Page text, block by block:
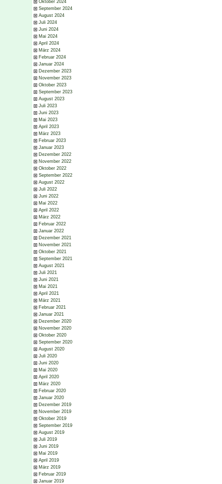
Oktober 2024
September 2024
August 2024
Juli 2024
Juni 2024
Mai 2024
April 2024
März 2024
Februar 2024
Januar 2024
Dezember 2023
November 2023
Oktober 2023
September 2023
August 2023
Juli 2023
Juni 2023
Mai 2023
April 2023
März 2023
Februar 2023
Januar 2023
Dezember 2022
November 2022
Oktober 2022
September 2022
August 2022
Juli 2022
Juni 2022
Mai 2022
April 2022
März 2022
Februar 2022
Januar 2022
Dezember 2021
November 2021
Oktober 2021
September 2021
August 2021
Juli 2021
Juni 2021
Mai 2021
April 2021
März 2021
Februar 2021
Januar 2021
Dezember 2020
November 2020
Oktober 2020
September 2020
August 2020
Juli 2020
Juni 2020
Mai 2020
April 2020
März 2020
Februar 2020
Januar 2020
Dezember 2019
November 2019
Oktober 2019
September 2019
August 2019
Juli 2019
Juni 2019
Mai 2019
April 2019
März 2019
Februar 2019
Januar 2019